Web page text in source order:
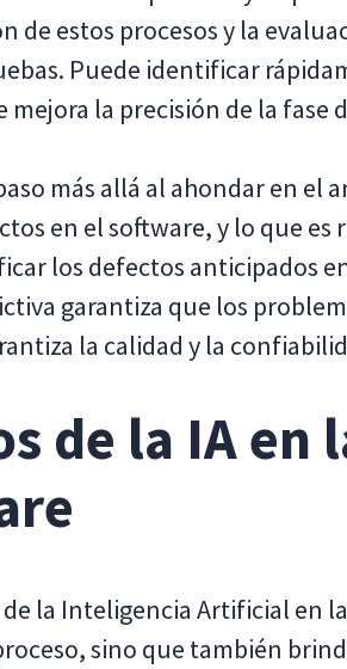
de estos procesos y la
Puede identificar
mejora la precisión de la fase
más allá al ahondar en el
en el software, y lo que es
los defectos anticipados
garantiza que los
la calidad y la
de la IA en
la Inteligencia Artificial en
sino que también